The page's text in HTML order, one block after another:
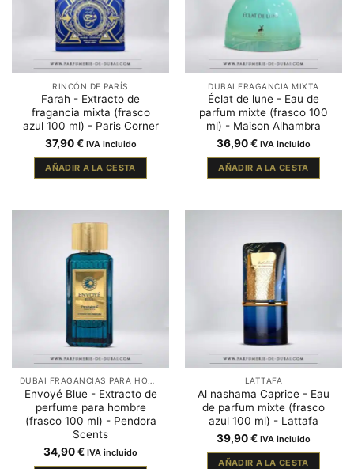
RINCÓN DE PARÍS
Farah - Extracto de
fragancia mixta (frasco
azul 100 ml) - Paris Corner
37,90€ IVA incluido
AÑADIR A LA CESTA
DUBAI FRAGANCIA MIXTA
Éclat de lune - Eau de
parfum mixte (frasco 100
ml) - Maison Alhambra
36,90€ IVA incluido
AÑADIR A LA CESTA
Envoyé Blue - Extracto de
perfume para hombre
(frasco 100 ml) - Pendora
Scents
34,90€ IVA incluido
LATTAFA
Al nashama Caprice - Eau
de parfum mixte (frasco
azul 100 ml) - Lattafa
39,90€ IVA incluido
AÑADIR A LA CESTA